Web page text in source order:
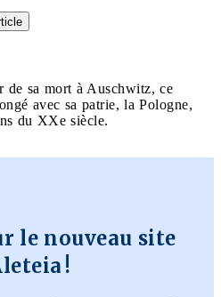
de sa mort à Auschwitz, ce
avec sa patrie, la Pologne,
du XXe siècle.
le nouveau site
!